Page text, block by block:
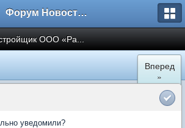
Форум Новостройки
ООО «Ра...
Вперед
»
уведомили?